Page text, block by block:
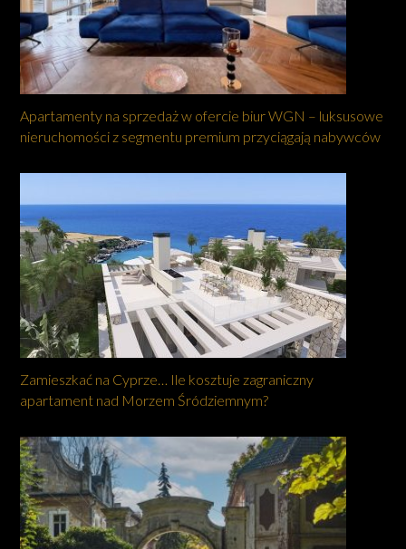
Apartamenty na sprzedaż w ofercie biur WGN – luksusowe
nieruchomości z segmentu premium przyciągają nabywców
Zamieszkać na Cyprze… Ile kosztuje zagraniczny
apartament nad Morzem Śródziemnym?